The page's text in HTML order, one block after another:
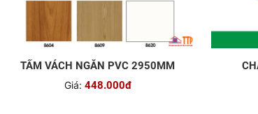
TẤM VÁCH NGĂN PVC 2950MM
Giá: 448.000đ